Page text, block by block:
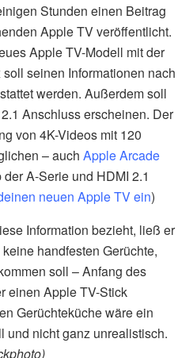
Stunden einen Beitrag
Apple TV veröffentlicht.
Apple TV-Modell mit der
seinen Informationen nach
werden. Außerdem soll
Anschluss erscheinen. Der
von 4K-Videos mit 120
– auch Apple Arcade
A-Serie und HDMI 2.1
neuen Apple TV ein)
Information bezieht, ließ er
handfesten Gerüchte,
soll – Anfang des
einen Apple TV-Stick
Gerüchteküche wäre ein
und nicht ganz unrealistisch.